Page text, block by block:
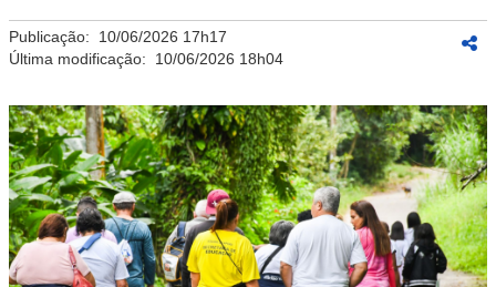
Publicação: 10/06/2026 17h17
Última modificação: 10/06/2026 18h04